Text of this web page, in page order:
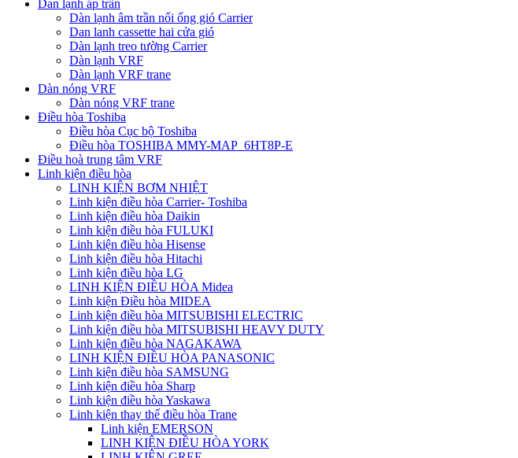
Dan lạnh áp trần
Dàn lạnh âm trần nối ống gió Carrier
Dan lanh cassette hai cửa gió
Dàn lạnh treo tường Carrier
Dàn lạnh VRF
Dàn lạnh VRF trane
Dàn nóng VRF
Dàn nóng VRF trane
Điều hòa Toshiba
Điều hòa Cục bộ Toshiba
Điều hòa TOSHIBA MMY-MAP_6HT8P-E
Điều hoà trung tâm VRF
Linh kiện điều hòa
LINH KIỆN BƠM NHIỆT
Linh kiện điều hòa Carrier- Toshiba
Linh kiện điều hòa Daikin
Linh kiện điều hòa FULUKI
Linh kiện điều hòa Hisense
Linh kiện điều hòa Hitachi
Linh kiện điều hòa LG
LINH KIỆN ĐIỀU HÒA Midea
Linh kiện Điều hòa MIDEA
Linh kiện điều hòa MITSUBISHI ELECTRIC
Linh kiện điều hòa MITSUBISHI HEAVY DUTY
Linh kiện điều hòa NAGAKAWA
LINH KIỆN ĐIỀU HÒA PANASONIC
Linh kiện điều hòa SAMSUNG
Linh kiện điều hòa Sharp
Linh kiện điều hòa Yaskawa
Linh kiện thay thế điều hòa Trane
Linh kiện EMERSON
LINH KIỆN ĐIỀU HÒA YORK